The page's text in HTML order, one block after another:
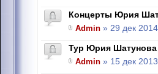
Концерты Юрия
Admin » 29 дек
Тур Юрия Шатунова
Admin » 15 дек